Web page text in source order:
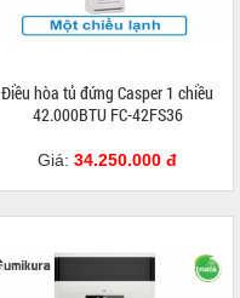
Điều hòa tủ đứng Casper 1 chiều
42.000BTU FC-42FS36
Giá: 34.250.000 đ